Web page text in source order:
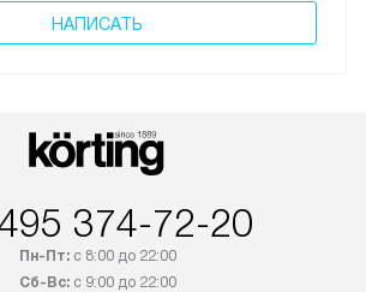
НАПИСАТЬ
374-72-20
Пн-Пт:с 8:00 до 22:00
Сб-Вс:с 9:00 до 22:00